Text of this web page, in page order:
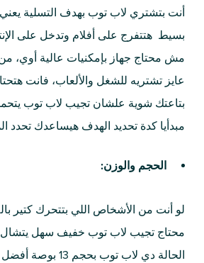
أنت بتشتري لاب توب بهدف التسلية
بسيط هتتفرج على أفلام وتدخل على
مش محتاج جهاز بإمكنيات عالية أوي، من
عايز تشتريه للشغل والألعاب، فانت
بتاعتك شوية علشان تجيب لاب توب
مبدأيا كدة تحديد الهدف هيساعدك تحدد
الحجم والوزن:
لو أنت من الأشخاص اللي بتتحرك كتير
محتاج تجيب لاب توب خفيف سهل